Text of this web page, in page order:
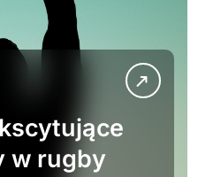
w rugby